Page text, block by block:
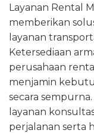
Layanan Rental
memberikan
layanan
Ketersediaan
perusahaan
menjamin
secara
layanan
perjalanan serta